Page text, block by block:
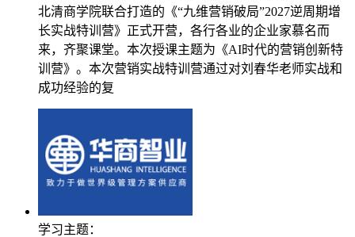
北清商学院联合打造的《“九维营销破局”2027逆周期增
长实战特训营》正式开营，各行各业的企业家慕名而
来，齐聚课堂。本次授课主题为《AI时代的营销创新特
训营》。本次营销实战特训营通过对刘春华老师实战和
成功经验的复
学习主题：